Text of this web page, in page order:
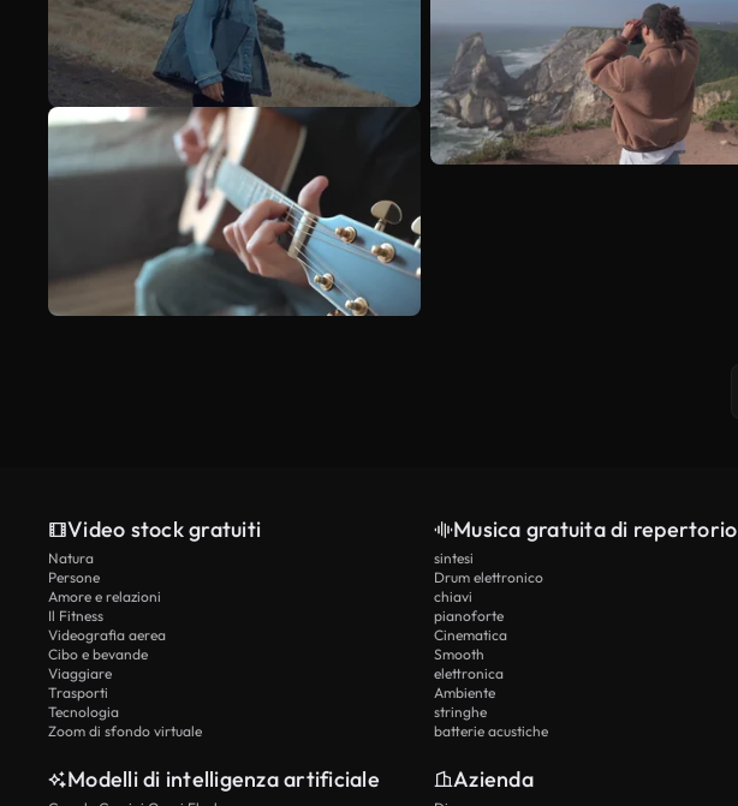
Video stock gratuiti
Natura
Persone
Amore e relazioni
Il Fitness
Videografia aerea
Cibo e bevande
Viaggiare
Trasporti
Tecnologia
Zoom di sfondo virtuale
Musica gratuita di repertorio
sintesi
Drum elettronico
chiavi
pianoforte
Cinematica
Smooth
elettronica
Ambiente
stringhe
batterie acustiche
Modelli di intelligenza artificiale Azienda